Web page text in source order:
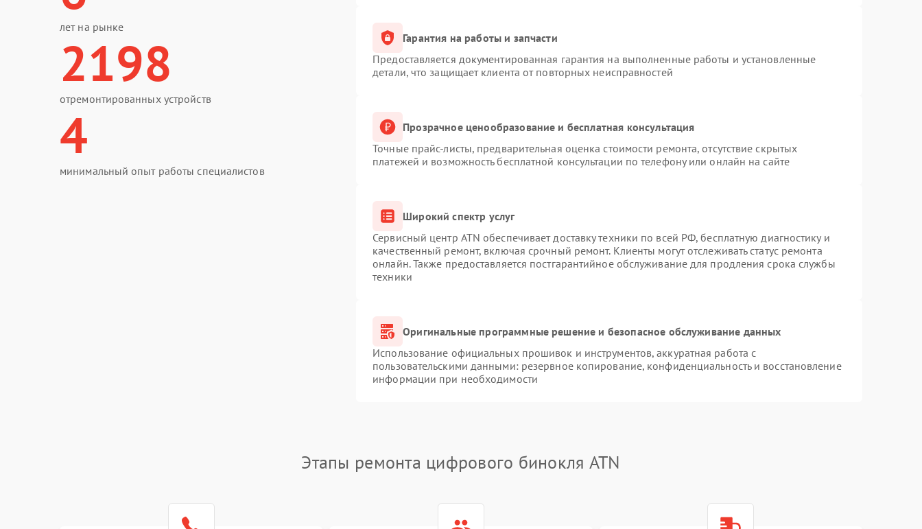
лет на рынке
2198
отремонтированных устройств
4
минимальный опыт работы специалистов
Гарантия на работы и запчасти
Предоставляется документированная гарантия на выполненные работы и установленные
детали, что защищает клиента от повторных неисправностей
Прозрачное ценообразование и бесплатная консультация
Точные прайс-листы, предварительная оценка стоимости ремонта, отсутствие скрытых
платежей и возможность бесплатной консультации по телефону или онлайн на сайте
Широкий спектр услуг
Сервисный центр ATN обеспечивает доставку техники по всей РФ, бесплатную диагностику и
качественный ремонт, включая срочный ремонт. Клиенты могут отслеживать статус ремонта
онлайн. Также предоставляется постгарантийное обслуживание для продления срока службы
техники
Оригинальные программные решение и безопасное обслуживание данных
Использование официальных прошивок и инструментов, аккуратная работа с
пользовательскими данными: резервное копирование, конфиденциальность и восстановление
информации при необходимости
Этапы ремонта цифрового бинокля ATN